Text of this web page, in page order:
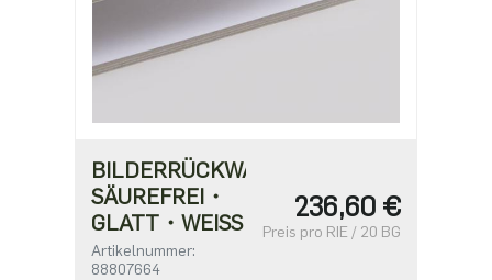
BILDERRÜCKWANDPAPPE
SÄUREFREI・
GLATT・WEISS
Artikelnummer:
88807664
236,60 €
Preis pro RIE / 20 BG